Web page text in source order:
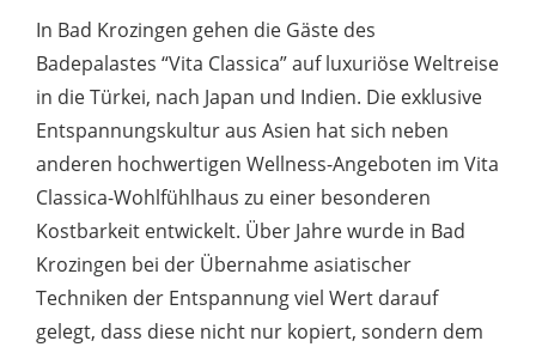
In Bad Krozingen gehen die Gäste des
Badepalastes “Vita Classica” auf luxuriöse Weltreise
in die Türkei, nach Japan und Indien. Die exklusive
Entspannungskultur aus Asien hat sich neben
anderen hochwertigen Wellness-Angeboten im Vita
Classica-Wohlfühlhaus zu einer besonderen
Kostbarkeit entwickelt. Über Jahre wurde in Bad
Krozingen bei der Übernahme asiatischer
Techniken der Entspannung viel Wert darauf
gelegt, dass diese nicht nur kopiert, sondern dem